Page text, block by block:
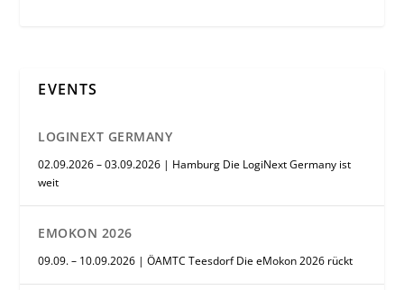
EVENTS
LOGINEXT GERMANY
02.09.2026 – 03.09.2026 | Hamburg Die LogiNext Germany ist
weit
EMOKON 2026
09.09. – 10.09.2026 | ÖAMTC Teesdorf Die eMokon 2026 rückt